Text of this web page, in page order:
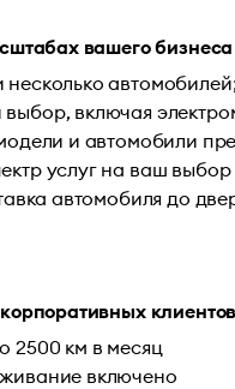
вашего бизнеса
включая
и автомобили
услуг на ваш
автомобиля до
клиентов
2500 км в месяц
включено